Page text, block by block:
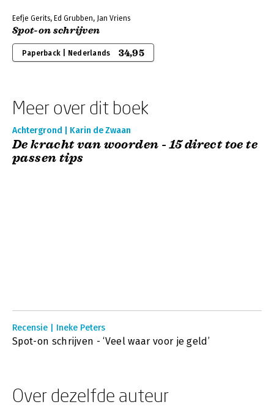
Eefje Gerits, Ed Grubben, Jan Vriens
Spot-on schrijven
Paperback | Nederlands 34,95
Meer over dit boek
Achtergrond | Karin de Zwaan
De kracht van woorden - 15 direct toe te
passen tips
Recensie | Ineke Peters
Spot-on schrijven - ‘Veel waar voor je geld’
Over dezelfde auteur